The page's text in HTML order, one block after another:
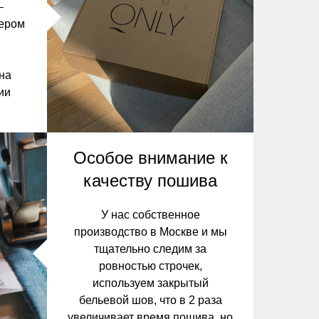
Особое внимание к
качеству пошива
У нас собственное
производство в Москве и мы
тщательно следим за
ровностью строчек,
используем закрытый
бельевой шов, что в 2 раза